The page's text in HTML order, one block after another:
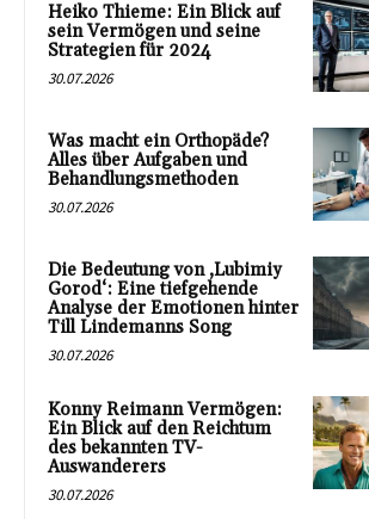
Heiko Thieme: Ein Blick auf
sein Vermögen und seine
Strategien für 2024
30.07.2026
Was macht ein Orthopäde?
Alles über Aufgaben und
Behandlungsmethoden
30.07.2026
Die Bedeutung von ‚Lubimiy
Gorod‘: Eine tiefgehende
Analyse der Emotionen hinter
Till Lindemanns Song
30.07.2026
Konny Reimann Vermögen:
Ein Blick auf den Reichtum
des bekannten TV-
Auswanderers
30.07.2026